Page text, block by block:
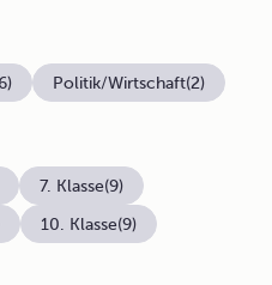
Politik/Wirtschaft(2)
7. Klasse(9)
10. Klasse(9)